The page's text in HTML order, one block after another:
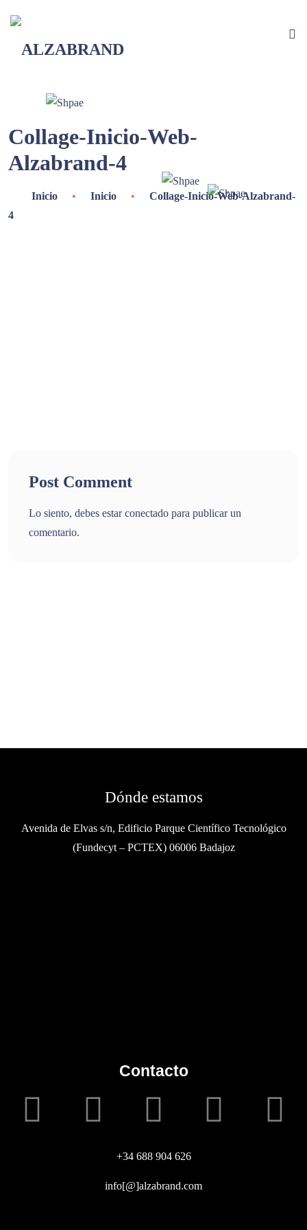
Collage-Inicio-Web-
Alzabrand-4
Inicio • Inicio •
Collage-Inicio-Web-Alzabrand-
4
Post Comment
Lo siento, debes estarconectado para publicar un
comentario.
Dónde estamos
Avenida de Elvas s/n, Edificio Parque Científico Tecnológico
(Fundecyt – PCTEX) 06006 Badajoz
Contacto
+34 688 904 626
info[@]alzabrand.com